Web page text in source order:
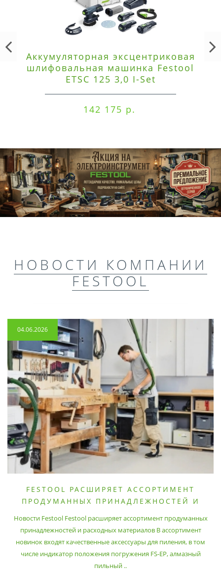
Аккумуляторная эксцентриковая
шлифовальная машинка Festool
ETSC 125 3,0 I-Set
142 175 р.
НОВОСТИ КОМПАНИИ
FESTOOL
04.06.2026
FESTOOL РАСШИРЯЕТ АССОРТИМЕНТ
ПРОДУМАННЫХ ПРИНАДЛЕЖНОСТЕЙ И
Новости Festool Festool расширяет ассортимент продуманных
принадлежностей и расходных материалов В ассортимент
новинок входят качественные аксессуары для пиления, в том
числе индикатор положения погружения FS-EP, алмазный
пильный ..